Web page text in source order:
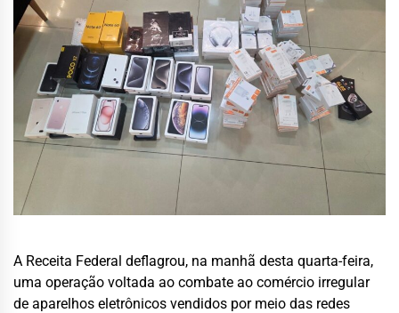
A Receita Federal deflagrou, na manhã desta quarta-feira,
uma operação voltada ao combate ao comércio irregular
de aparelhos eletrônicos vendidos por meio das redes